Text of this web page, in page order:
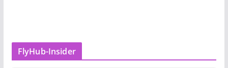
FlyHub-Insider